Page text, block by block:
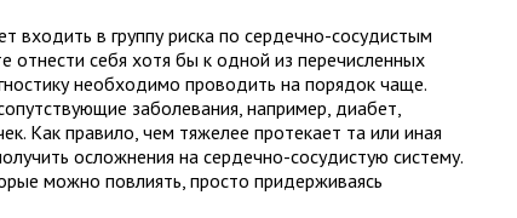
входить в группу риска по сердечно-сосудистым
отнести себя хотя бы к одной из перечисленных
необходимо проводить на порядок чаще.
заболевания, например, диабет,
Как правило, чем тяжелее протекает та или иная
осложнения на сердечно-сосудистую систему.
можно повлиять, просто придерживаясь